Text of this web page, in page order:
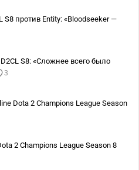
S8 против Entity: «Bloodseeker —
S8: «Сложнее всего было
3
Dota 2 Champions League Season
2 Champions League Season 8